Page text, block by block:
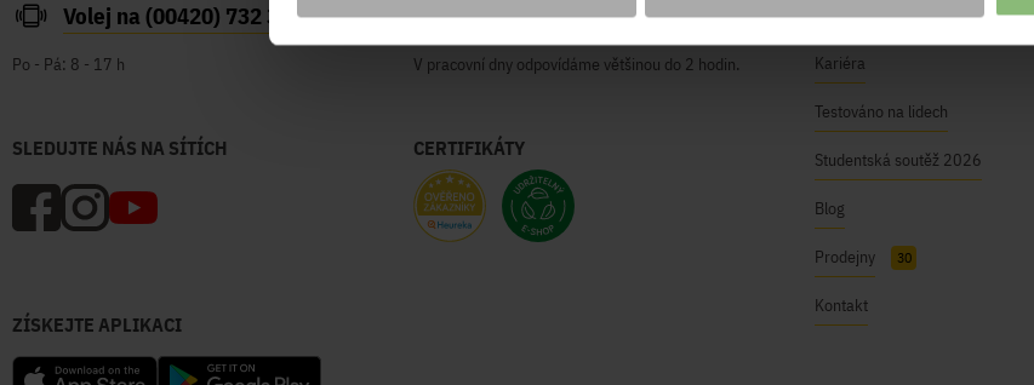
Volej na (00420) 732 387 626
Po - Pá: 8 - 17 h
zakaznici@bushman.cz
V pracovní dny odpovídáme většinou do 2 hodin.
SLEDUJTE NÁS NA SÍTÍCH CERTIFIKÁTY
ZÍSKEJTE APLIKACI
BUSHMAN Club
Kariéra
Testováno na lidech
Studentská soutěž 2026
Blog
Prodejny 30
Kontakt